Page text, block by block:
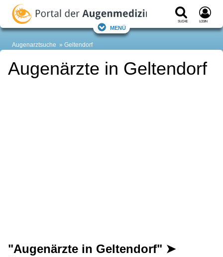
Suche Login
Menü
Augenarztsuche Geltendorf
Augenärzte in Geltendorf
"Augenärzte in Geltendorf" ➤